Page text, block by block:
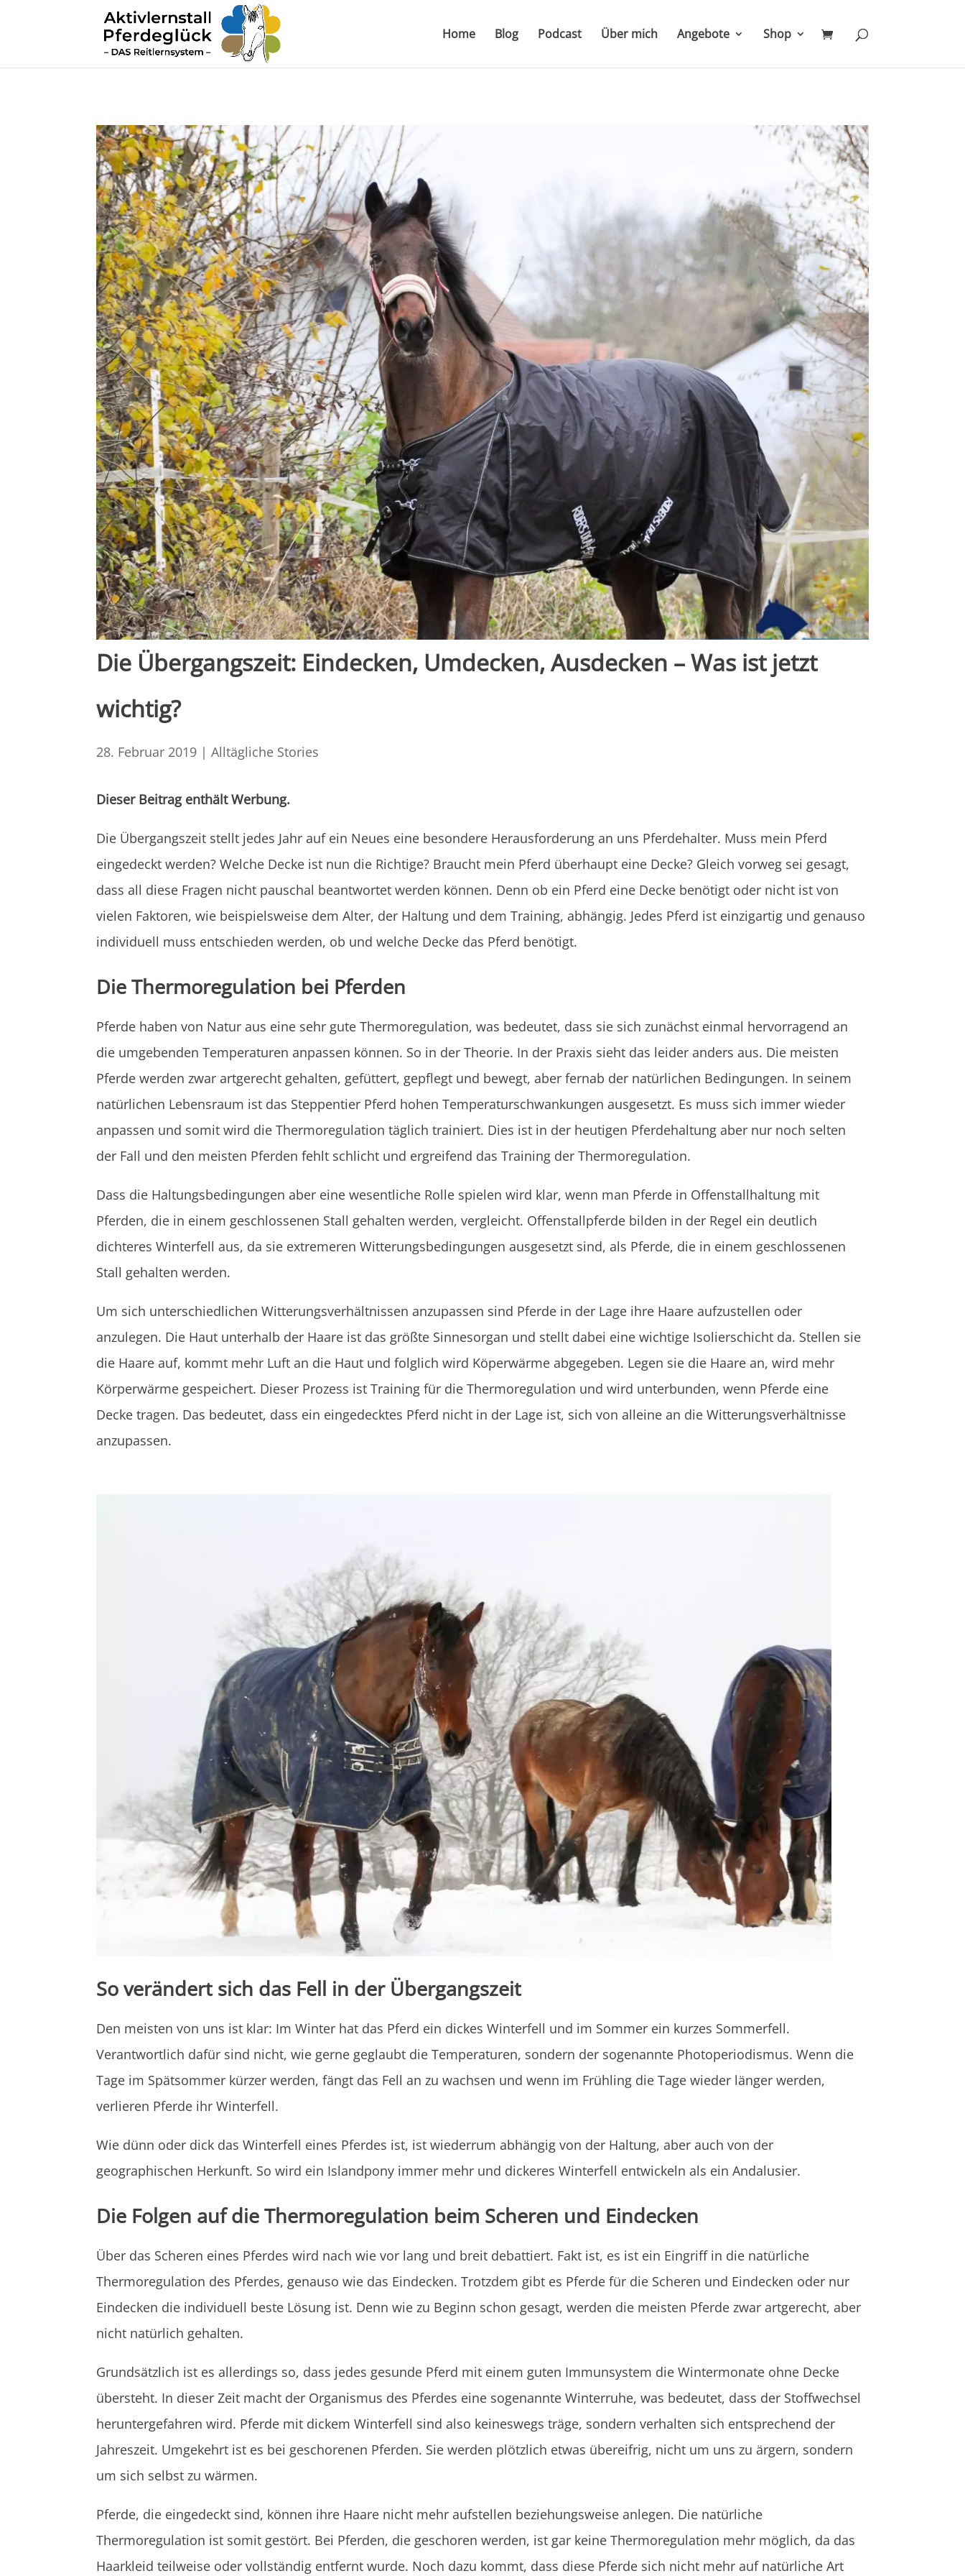
Home Blog Podcast Über mich Angebote Shop
Die Übergangszeit: Eindecken, Umdecken, Ausdecken – Was ist jetzt
wichtig?
28. Februar 2019 |Alltägliche Stories
Dieser Beitrag enthält Werbung.
Die Übergangszeit stellt jedes Jahr auf ein Neues eine besondere Herausforderung an uns Pferdehalter. Muss mein Pferd
eingedeckt werden? Welche Decke ist nun die Richtige? Braucht mein Pferd überhaupt eine Decke? Gleich vorweg sei gesagt,
dass all diese Fragen nicht pauschal beantwortet werden können. Denn ob ein Pferd eine Decke benötigt oder nicht ist von
vielen Faktoren, wie beispielsweise dem Alter, der Haltung und dem Training, abhängig. Jedes Pferd ist einzigartig und genauso
individuell muss entschieden werden, ob und welche Decke das Pferd benötigt.
Die Thermoregulation bei Pferden
Pferde haben von Natur aus eine sehr gute Thermoregulation, was bedeutet, dass sie sich zunächst einmal hervorragend an
die umgebenden Temperaturen anpassen können. So in der Theorie. In der Praxis sieht das leider anders aus. Die meisten
Pferde werden zwar artgerecht gehalten, gefüttert, gepflegt und bewegt, aber fernab der natürlichen Bedingungen. In seinem
natürlichen Lebensraum ist das Steppentier Pferd hohen Temperaturschwankungen ausgesetzt. Es muss sich immer wieder
anpassen und somit wird die Thermoregulation täglich trainiert. Dies ist in der heutigen Pferdehaltung aber nur noch selten
der Fall und den meisten Pferden fehlt schlicht und ergreifend das Training der Thermoregulation.
Dass die Haltungsbedingungen aber eine wesentliche Rolle spielen wird klar, wenn man Pferde in Offenstallhaltung mit
Pferden, die in einem geschlossenen Stall gehalten werden, vergleicht. Offenstallpferde bilden in der Regel ein deutlich
dichteres Winterfell aus, da sie extremeren Witterungsbedingungen ausgesetzt sind, als Pferde, die in einem geschlossenen
Stall gehalten werden.
Um sich unterschiedlichen Witterungsverhältnissen anzupassen sind Pferde in der Lage ihre Haare aufzustellen oder
anzulegen. Die Haut unterhalb der Haare ist das größte Sinnesorgan und stellt dabei eine wichtige Isolierschicht da. Stellen sie
die Haare auf, kommt mehr Luft an die Haut und folglich wird Köperwärme abgegeben. Legen sie die Haare an, wird mehr
Körperwärme gespeichert. Dieser Prozess ist Training für die Thermoregulation und wird unterbunden, wenn Pferde eine
Decke tragen. Das bedeutet, dass ein eingedecktes Pferd nicht in der Lage ist, sich von alleine an die Witterungsverhältnisse
anzupassen.
So verändert sich das Fell in der Übergangszeit
Den meisten von uns ist klar: Im Winter hat das Pferd ein dickes Winterfell und im Sommer ein kurzes Sommerfell.
Verantwortlich dafür sind nicht, wie gerne geglaubt die Temperaturen, sondern der sogenannte Photoperiodismus. Wenn die
Tage im Spätsommer kürzer werden, fängt das Fell an zu wachsen und wenn im Frühling die Tage wieder länger werden,
verlieren Pferde ihr Winterfell.
Wie dünn oder dick das Winterfell eines Pferdes ist, ist wiederrum abhängig von der Haltung, aber auch von der
geographischen Herkunft. So wird ein Islandpony immer mehr und dickeres Winterfell entwickeln als ein Andalusier.
Die Folgen auf die Thermoregulation beim Scheren und Eindecken
Über das Scheren eines Pferdes wird nach wie vor lang und breit debattiert. Fakt ist, es ist ein Eingriff in die natürliche
Thermoregulation des Pferdes, genauso wie das Eindecken. Trotzdem gibt es Pferde für die Scheren und Eindecken oder nur
Eindecken die individuell beste Lösung ist. Denn wie zu Beginn schon gesagt, werden die meisten Pferde zwar artgerecht, aber
nicht natürlich gehalten.
Grundsätzlich ist es allerdings so, dass jedes gesunde Pferd mit einem guten Immunsystem die Wintermonate ohne Decke
übersteht. In dieser Zeit macht der Organismus des Pferdes eine sogenannte Winterruhe, was bedeutet, dass der Stoffwechsel
heruntergefahren wird. Pferde mit dickem Winterfell sind also keineswegs träge, sondern verhalten sich entsprechend der
Jahreszeit. Umgekehrt ist es bei geschorenen Pferden. Sie werden plötzlich etwas übereifrig, nicht um uns zu ärgern, sondern
um sich selbst zu wärmen.
Pferde, die eingedeckt sind, können ihre Haare nicht mehr aufstellen beziehungsweise anlegen. Die natürliche
Thermoregulation ist somit gestört. Bei Pferden, die geschoren werden, ist gar keine Thermoregulation mehr möglich, da das
Haarkleid teilweise oder vollständig entfernt wurde. Noch dazu kommt, dass diese Pferde sich nicht mehr auf natürliche Art